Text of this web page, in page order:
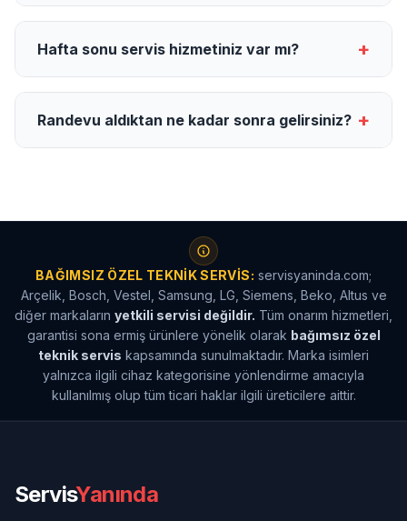
Hafta sonu servis hizmetiniz var mı? +
Randevu aldıktan ne kadar sonra gelirsiniz? +
BAĞIMSIZ ÖZEL TEKNIK SERVIS: servisyaninda.com;
Arçelik, Bosch, Vestel, Samsung, LG, Siemens, Beko, Altus ve
diğer markaların yetkili servisi değildir. Tüm onarım hizmetleri,
garantisi sona ermiş ürünlere yönelik olarak bağımsız özel
teknik servis kapsamında sunulmaktadır. Marka isimleri
yalnızca ilgili cihaz kategorisine yönlendirme amacıyla
kullanılmış olup tüm ticari haklar ilgili üreticilere aittir.
ServisYanında